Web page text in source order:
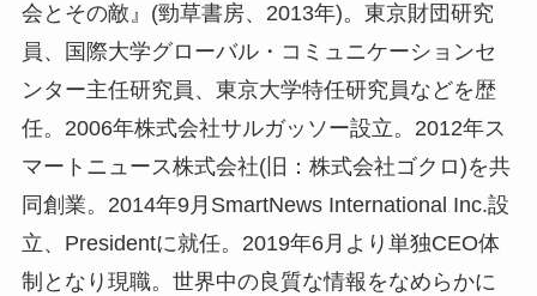
会とその敵』(勁草書房、2013年)。東京財団研究
員、国際大学グローバル・コミュニケーションセ
ンター主任研究員、東京大学特任研究員などを歴
任。2006年株式会社サルガッソー設立。2012年ス
マートニュース株式会社(旧：株式会社ゴクロ)を共
同創業。2014年9月SmartNews International Inc.設
立、Presidentに就任。2019年6月より単独CEO体
制となり現職。世界中の良質な情報をなめらかに